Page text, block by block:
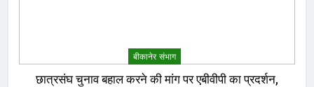
बीकानेर संभाग
छात्रसंघ चुनाव बहाल करने की मांग पर एबीवीपी का प्रदर्शन,